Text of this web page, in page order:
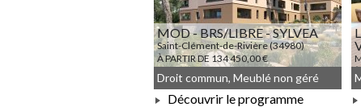
MOD - BRS/LIBRE - SYLVEA
Saint-Clément-de-Rivière (34980)
À PARTIR DE 134 450,00 €
Droit commun, Meublé non géré
Découvrir le programme